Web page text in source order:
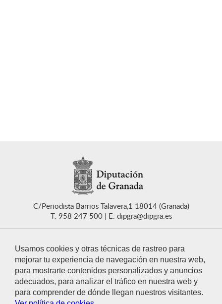
Usamos cookies y otras técnicas de rastreo para
mejorar tu experiencia de navegación en nuestra web,
para mostrarte contenidos personalizados y anuncios
adecuados, para analizar el tráfico en nuestra web y
para comprender de dónde llegan nuestros visitantes.
C/Periodista Barrios Talavera,1 18014 (Granada)
T. 958 247 500
E. dipgra@dipgra.es
CONTACTO